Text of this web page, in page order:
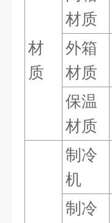
材
质
材质
外箱
材质
保温
材质
制冷
机
制冷